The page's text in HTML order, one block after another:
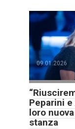
09.01.2026
Peparini
loro
stanza